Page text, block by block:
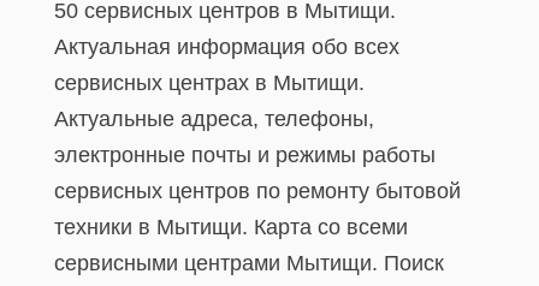
50 сервисных центров в Мытищи.
Актуальная информация обо всех
сервисных центрах в Мытищи.
Актуальные адреса, телефоны,
электронные почты и режимы работы
сервисных центров по ремонту бытовой
техники в Мытищи. Карта со всеми
сервисными центрами Мытищи. Поиск